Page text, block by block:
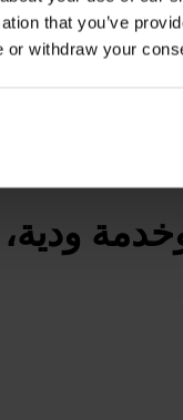
that you’ve
or withdraw your